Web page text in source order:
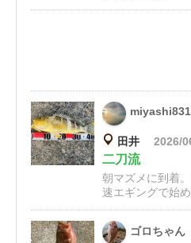
田井 2026/
二刀流
朝マズメに到着
速エギングで始め
ゴロちゃん